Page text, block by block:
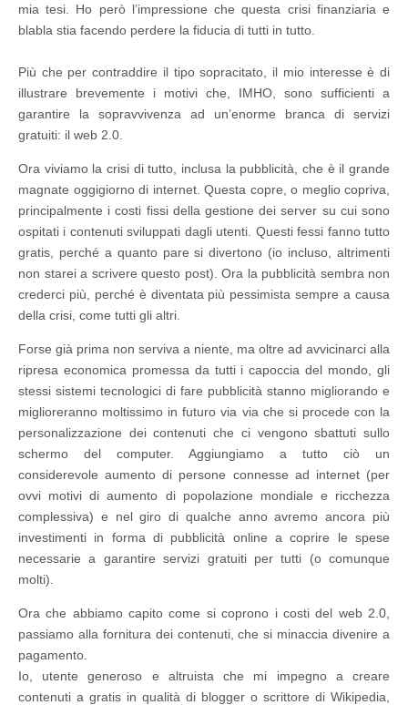
mia tesi. Ho però l’impressione che questa crisi finanziaria e
blabla stia facendo perdere la fiducia di tutti in tutto.
Più che per contraddire il tipo sopracitato, il mio interesse è di
illustrare brevemente i motivi che, IMHO, sono sufficienti a
garantire la sopravvivenza ad un’enorme branca di servizi
gratuiti: il web 2.0.
Ora viviamo la crisi di tutto, inclusa la pubblicità, che è il grande
magnate oggigiorno di internet. Questa copre, o meglio copriva,
principalmente i costi fissi della gestione dei server su cui sono
ospitati i contenuti sviluppati dagli utenti. Questi fessi fanno tutto
gratis, perché a quanto pare si divertono (io incluso, altrimenti
non starei a scrivere questo post). Ora la pubblicità sembra non
crederci più, perché è diventata più pessimista sempre a causa
della crisi, come tutti gli altri.
Forse già prima non serviva a niente, ma oltre ad avvicinarci alla
ripresa economica promessa da tutti i capoccia del mondo, gli
stessi sistemi tecnologici di fare pubblicità stanno migliorando e
miglioreranno moltissimo in futuro via via che si procede con la
personalizzazione dei contenuti che ci vengono sbattuti sullo
schermo del computer. Aggiungiamo a tutto ciò un
considerevole aumento di persone connesse ad internet (per
ovvi motivi di aumento di popolazione mondiale e ricchezza
complessiva) e nel giro di qualche anno avremo ancora più
investimenti in forma di pubblicità online a coprire le spese
necessarie a garantire servizi gratuiti per tutti (o comunque
molti).
Ora che abbiamo capito come si coprono i costi del web 2.0,
passiamo alla fornitura dei contenuti, che si minaccia divenire a
pagamento.
Io, utente generoso e altruista che mi impegno a creare
contenuti a gratis in qualità di blogger o scrittore di Wikipedia,